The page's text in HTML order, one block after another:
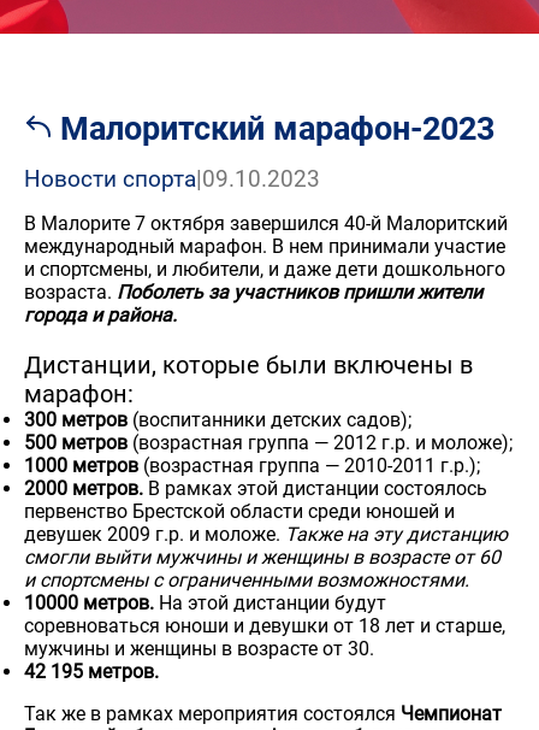
Малоритский марафон-2023
Новости спорта|09.10.2023
В Малорите 7 октября завершился 40-й Малоритский
международный марафон. В нем принимали участие
и спортсмены, и любители, и даже дети дошкольного
возраста. Поболеть за участников пришли жители
города и района.
Дистанции, которые были включены в
марафон:
300 метров (воспитанники детских садов);
500 метров (возрастная группа — 2012 г.р. и моложе);
1000 метров (возрастная группа — 2010-2011 г.р.);
2000 метров. В рамках этой дистанции состоялось
первенство Брестской области среди юношей и
девушек 2009 г.р. и моложе. Также на эту дистанцию
смогли выйти мужчины и женщины в возрасте от 60
и спортсмены с ограниченными возможностями.
10000 метров. На этой дистанции будут
соревноваться юноши и девушки от 18 лет и старше,
мужчины и женщины в возрасте от 30.
42 195 метров.
Так же в рамках мероприятия состоялся Чемпионат